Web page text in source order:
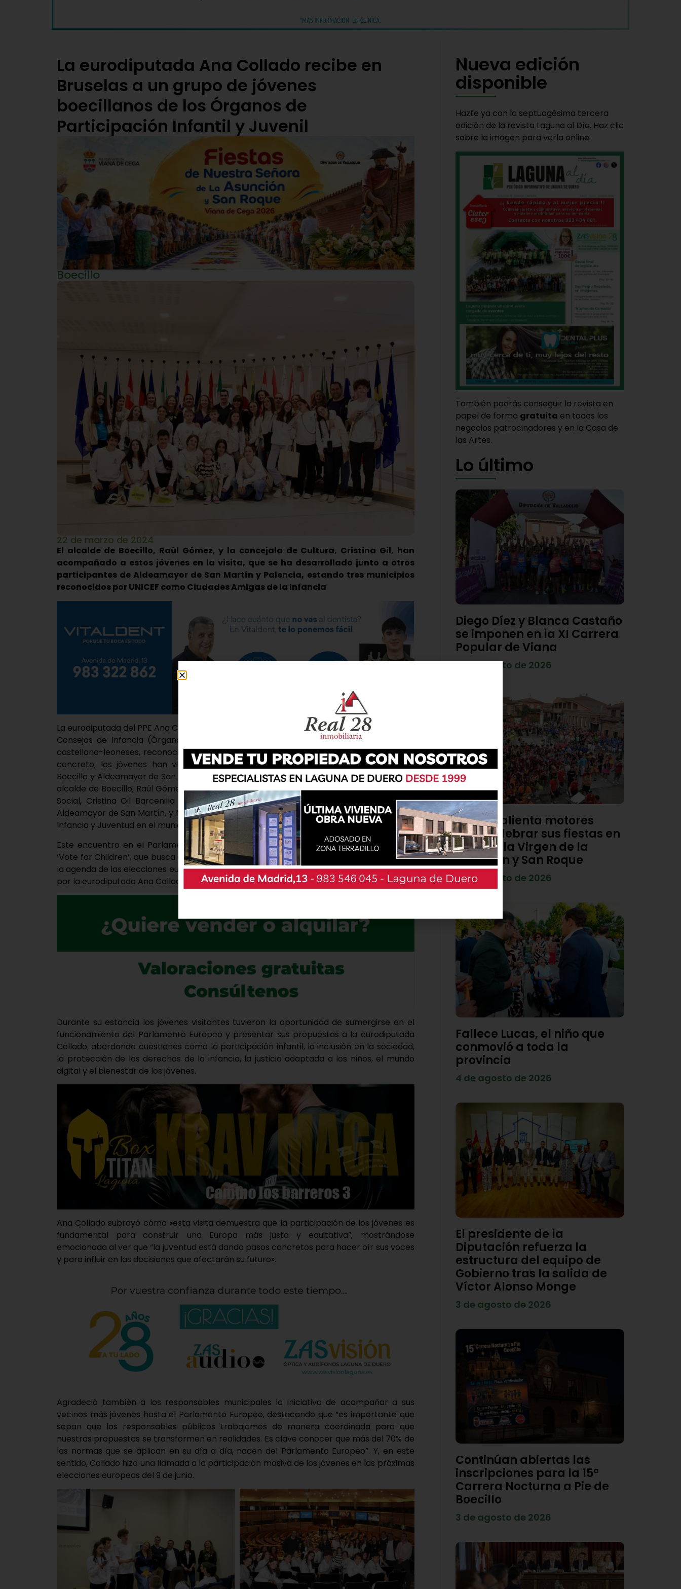
La eurodiputada Ana Collado recibe en
Bruselas a un grupo de jóvenes
boecillanos de los Órganos de
Participación Infantil y Juvenil
Boecillo
22 de marzo de 2024
El alcalde de Boecillo, Raúl Gómez, y la concejala de Cultura, Cristina Gil, han
acompañado a estos jóvenes en la visita, que se ha desarrollado junto a otros
participantes de Aldeamayor de San Martín y Palencia, estando tres municipios
reconocidos por UNICEF como Ciudades Amigas de la Infancia
La eurodiputada del PPE Ana Collado ha recibido este viernes a un grupo de jóvenes de los
Consejos de Infancia (Órganos de Participación Infantil y Juvenil) de tres municipios
castellano-leoneses, reconocidos por UNICEF como Ciudades Amigas de la Infancia. En
concreto, los jóvenes han viajado a Bruselas desde los municipios vallisoletanos de
Boecillo y Aldeamayor de San Martín y desde la ciudad de Palencia, acompañados por el
alcalde de Boecillo, Raúl Gómez Pintado, así como por la concejal de Cultura y Bienestar
Social, Cristina Gil Barcenilla y por Roberto Martínez Pérez, teniente de alcalde de
Aldeamayor de San Martín, y Noelia García Blanco (concejal de Acción Social, Educación,
Infancia y Juventud en el municipio).
Este encuentro en el Parlamento Europeo ha coincidido con la campaña de coalición
‘Vote for Children’, que busca que las cuestiones relacionadas con la infancia encabecen
la agenda de las elecciones europeas de 2024, y cuyo manifiesto ha sido suscrito también
por la eurodiputada Ana Collado.
Durante su estancia los jóvenes visitantes tuvieron la oportunidad de sumergirse en el
funcionamiento del Parlamento Europeo y presentar sus propuestas a la eurodiputada
Collado, abordando cuestiones como la participación infantil, la inclusión en la sociedad,
la protección de los derechos de la infancia, la justicia adaptada a los niños, el mundo
digital y el bienestar de los jóvenes.
Ana Collado subrayó cómo «esta visita demuestra que la participación de los jóvenes es
fundamental para construir una Europa más justa y equitativa”, mostrándose
emocionada al ver que “la juventud está dando pasos concretos para hacer oír sus voces
y para influir en las decisiones que afectarán su futuro».
Agradeció también a los responsables municipales la iniciativa de acompañar a sus
vecinos más jóvenes hasta el Parlamento Europeo, destacando que “es importante que
sepan que los responsables públicos trabajamos de manera coordinada para que
nuestras propuestas se transformen en realidades. Es clave conocer que más del 70% de
las normas que se aplican en su día a día, nacen del Parlamento Europeo”. Y, en este
sentido, Collado hizo una llamada a la participación masiva de los jóvenes en las próximas
elecciones europeas del 9 de junio.
Nueva edición
disponible
Hazte ya con la septuagésima tercera
edición de la revista Laguna al Día. Haz clic
sobre la imagen para verla online.
También podrás conseguir la revista en
papel de forma gratuita en todos los
negocios patrocinadores y en la Casa de
las Artes.
Lo último
Diego Díez y Blanca Castaño
se imponen en la XI Carrera
Popular de Viana
4 de agosto de 2026
Viana calienta motores
para celebrar sus fiestas en
honor a la Virgen de la
Asunción y San Roque
4 de agosto de 2026
Fallece Lucas, el niño que
conmovió a toda la
provincia
4 de agosto de 2026
El presidente de la
Diputación refuerza la
estructura del equipo de
Gobierno tras la salida de
Víctor Alonso Monge
3 de agosto de 2026
Continúan abiertas las
inscripciones para la 15ª
Carrera Nocturna a Pie de
Boecillo
3 de agosto de 2026